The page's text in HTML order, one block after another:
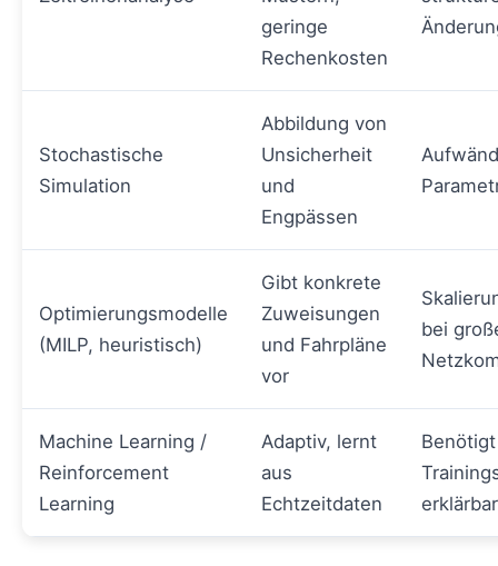
geringe
Rechenkosten
Stochastische
Simulation
Abbildung von
Unsicherheit
und
Engpässen
Optimierungsmodelle
(MILP, heuristisch)
Gibt konkrete
Zuweisungen
und Fahrpläne
vor
bei
Machine Learning /
Reinforcement
Learning
Adaptiv, lernt
aus
Echtzeitdaten